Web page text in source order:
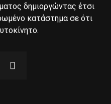
δημιοργώντας έτσι
κατάστημα σε ότι